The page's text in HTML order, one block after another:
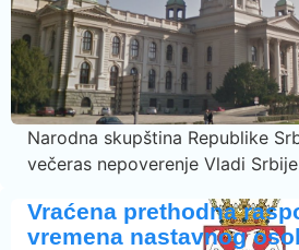
Narodna skupština Republike
večeras nepoverenje Vladi
Vraćena prethodna
vremena nastavnog